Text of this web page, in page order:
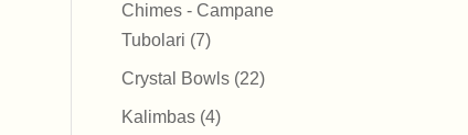
Chimes - Campane
Tubolari 77
prodotti
Crystal Bowls 2222
Kalimbas 44